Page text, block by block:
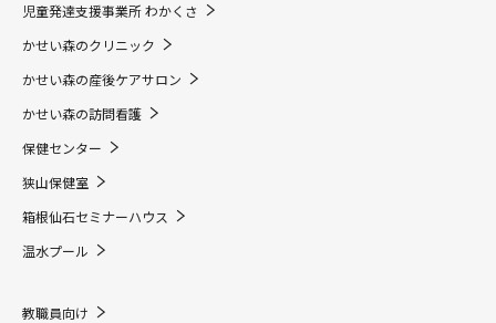
児童発達支援事業所 わかくさ
かせい森のクリニック
かせい森の産後ケアサロン
かせい森の訪問看護
保健センター
狭山保健室
箱根仙石セミナーハウス
温水プール
教職員向け